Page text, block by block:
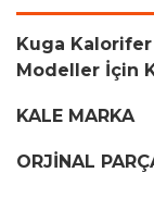
Kuga Kalorifer
Modeller İçin
KALE MARKA
ORJİNAL